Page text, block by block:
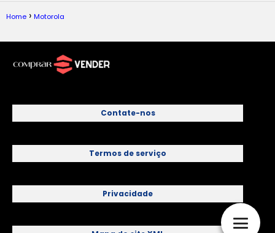
Home Motorola
Contate-nos
Termos de serviço
Privacidade